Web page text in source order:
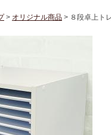
> オリジナル商品 > ８段卓上ト